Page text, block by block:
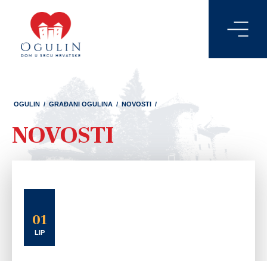
OGULIN / GRAĐANI OGULINA / NOVOSTI /
NOVOSTI
01
LIP